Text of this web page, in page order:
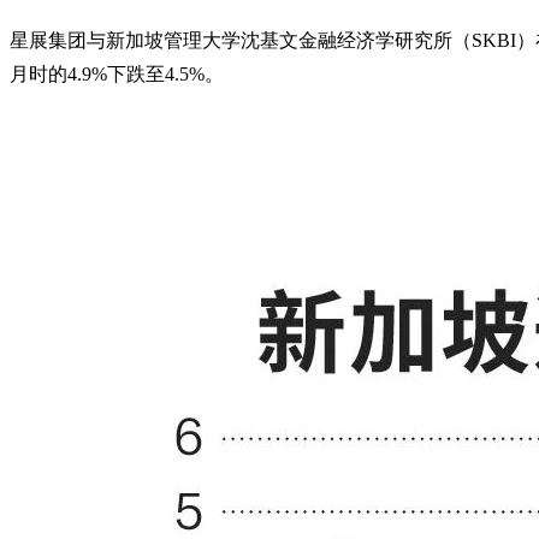
星展集团与新加坡管理大学沈基文金融经济学研究所（SKBI
月时的4.9%下跌至4.5%。